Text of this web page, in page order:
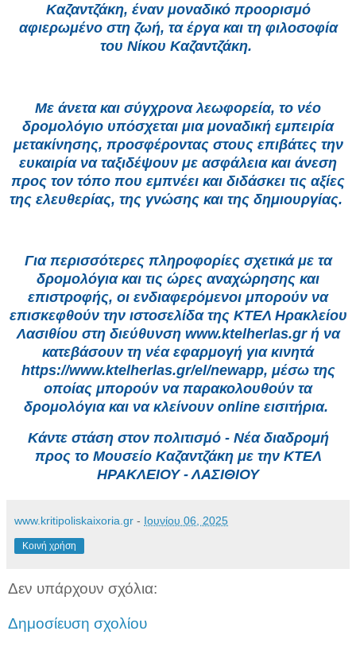
Καζαντζάκη, έναν μοναδικό προορισμό
αφιερωμένο στη ζωή, τα έργα και τη φιλοσοφία
του Νίκου Καζαντζάκη.
Με άνετα και σύγχρονα λεωφορεία, το νέο
δρομολόγιο υπόσχεται μια μοναδική εμπειρία
μετακίνησης, προσφέροντας στους επιβάτες την
ευκαιρία να ταξιδέψουν με ασφάλεια και άνεση
προς τον τόπο που εμπνέει και διδάσκει τις αξίες
της ελευθερίας, της γνώσης και της δημιουργίας.
Για περισσότερες πληροφορίες σχετικά με τα
δρομολόγια και τις ώρες αναχώρησης και
επιστροφής, οι ενδιαφερόμενοι μπορούν να
επισκεφθούν την ιστοσελίδα της ΚΤΕΛ Ηρακλείου
Λασιθίου στη διεύθυνση www.ktelherlas.gr ή να
κατεβάσουν τη νέα εφαρμογή για κινητά
https://www.ktelherlas.gr/el/newapp, μέσω της
οποίας μπορούν να παρακολουθούν τα
δρομολόγια και να κλείνουν online εισιτήρια.
Κάντε στάση στον πολιτισμό - Νέα διαδρομή
προς το Μουσείο Καζαντζάκη με την ΚΤΕΛ
ΗΡΑΚΛΕΙΟΥ - ΛΑΣΙΘΙΟΥ
www.kritipoliskaixoria.gr - Ιουνίου 06, 2025
Κοινή χρήση
Δεν υπάρχουν σχόλια:
Δημοσίευση σχολίου